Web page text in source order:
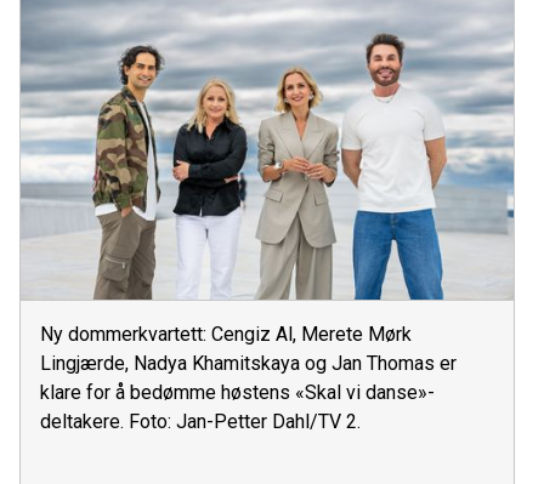
Ny dommerkvartett: Cengiz Al, Merete Mørk
Lingjærde, Nadya Khamitskaya og Jan Thomas er
klare for å bedømme høstens «Skal vi danse»-
deltakere. Foto: Jan-Petter Dahl/TV 2.